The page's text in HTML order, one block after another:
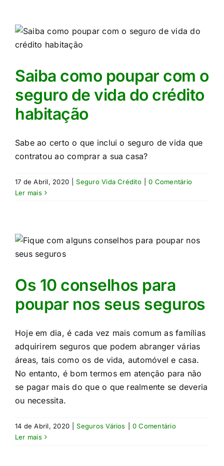
Saiba como poupar com o
seguro de vida do crédito
habitação
Sabe ao certo o que inclui o seguro de vida que
contratou ao comprar a sua casa?​
17 de Abril, 2020 Seguro Vida Crédito
0 Comentário
Ler mais
Os 10 conselhos para
poupar nos seus seguros
Hoje em dia, é cada vez mais comum as famílias
adquirirem seguros que podem abranger várias
áreas, tais como os de vida, automóvel e casa.
No entanto, é bom termos em atenção para não
se pagar mais do que o que realmente se deveria
ou necessita.
14 de Abril, 2020 Seguros Vários
0 Comentário
Ler mais